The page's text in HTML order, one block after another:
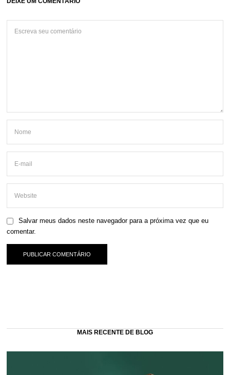
Salvar meus dados neste navegador para a próxima vez que eu
comentar.
MAIS RECENTE DE BLOG